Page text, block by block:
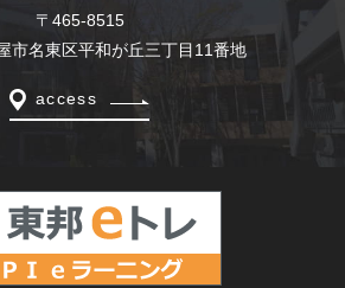
〒465-8515
市名東区平和が丘三丁目11番地
access